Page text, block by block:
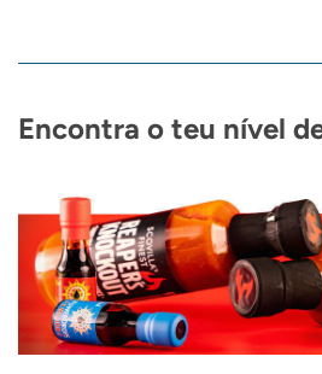
Encontra o teu nível